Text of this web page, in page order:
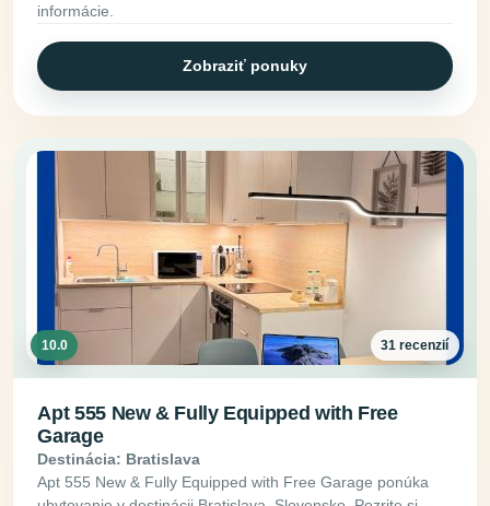
informácie.
Zobraziť ponuky
10.0 31 recenzií
Apt 555 New & Fully Equipped with Free
Garage
Destinácia: Bratislava
Apt 555 New & Fully Equipped with Free Garage ponúka